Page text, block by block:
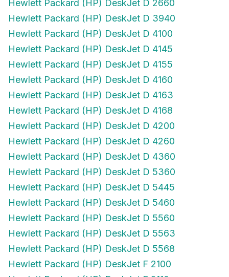
Hewlett Packard (HP) DeskJet D 3940
Hewlett Packard (HP) DeskJet D 4100
Hewlett Packard (HP) DeskJet D 4145
Hewlett Packard (HP) DeskJet D 4155
Hewlett Packard (HP) DeskJet D 4160
Hewlett Packard (HP) DeskJet D 4163
Hewlett Packard (HP) DeskJet D 4168
Hewlett Packard (HP) DeskJet D 4200
Hewlett Packard (HP) DeskJet D 4260
Hewlett Packard (HP) DeskJet D 4360
Hewlett Packard (HP) DeskJet D 5360
Hewlett Packard (HP) DeskJet D 5445
Hewlett Packard (HP) DeskJet D 5460
Hewlett Packard (HP) DeskJet D 5560
Hewlett Packard (HP) DeskJet D 5563
Hewlett Packard (HP) DeskJet D 5568
Hewlett Packard (HP) DeskJet F 2100
Hewlett Packard (HP) DeskJet F 2110